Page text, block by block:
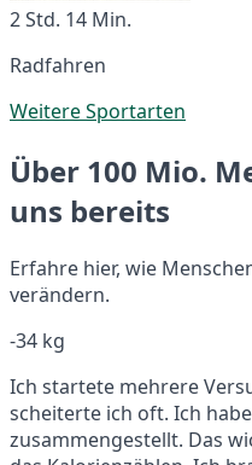
2 Std. 14 Min.
Radfahren
Weitere Sportarten
Über 100 Mio.
uns bereits
Erfahre hier, wie
verändern.
-34 kg
Ich startete mehrere
scheiterte ich oft. Ich
zusammengestellt. Das